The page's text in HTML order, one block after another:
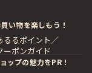
い物を楽しもう！
るるポイント／
ーポンガイド
ップの魅力をPR！